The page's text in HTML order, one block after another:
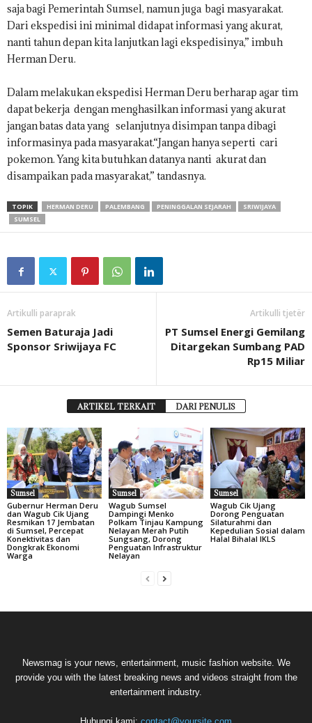
saja bagi Pemerintah Sumsel, namun juga bagi masyarakat.
Dari ekspedisi ini minimal didapat informasi yang akurat,
nanti tahun depan kita lanjutkan lagi ekspedisinya,” imbuh
Herman Deru.
Dalam melakukan ekspedisi Herman Deru berharap agar tim
dapat bekerja dengan menghasilkan informasi yang akurat
jangan batas data yang selanjutnya disimpan tanpa dibagi
informasinya pada masyarakat.“Jangan hanya seperti cari
pokemon. Yang kita butuhkan datanya nanti akurat dan
disampaikan pada masyarakat,” tandasnya.
TOPIK HERMAN DERU PALEMBANG PENINGGALAN SEJARAH
SRIWIJAYA
SUMSEL
Artikulli paraprak
Semen Baturaja Jadi
Sponsor Sriwijaya FC
Artikulli tjetër
PT Sumsel Energi Gemilang
Ditargekan Sumbang PAD
Rp15 Miliar
ARTIKEL TERKAIT DARI PENULIS
Sumsel
Gubernur Herman Deru
dan Wagub Cik Ujang
Resmikan 17 Jembatan
di Sumsel, Percepat
Konektivitas dan
Dongkrak Ekonomi
Warga
Sumsel
Wagub Sumsel
Dampingi Menko
Polkam Tinjau Kampung
Nelayan Merah Putih
Sungsang, Dorong
Penguatan Infrastruktur
Nelayan
Sumsel
Wagub Cik Ujang
Dorong Penguatan
Silaturahmi dan
Kepedulian Sosial dalam
Halal Bihalal IKLS
Newsmag is your news, entertainment, music fashion website. We
provide you with the latest breaking news and videos straight from the
entertainment industry.